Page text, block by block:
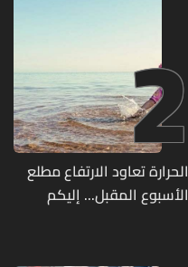
2
الحرارة تعاود الارتفاع مطلع
الأسبوع المقبل... إليكم